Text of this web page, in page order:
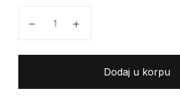
Dodaj u korpu